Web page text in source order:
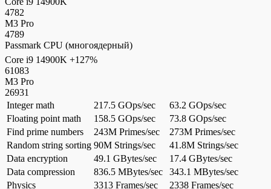
4782
M3 Pro
4789
Passmark CPU (многоядерный)
Core i9 14900K +127%
61083
M3 Pro
26931
Integer math
217.5 GOps/sec
63.2 GOps/sec
Floating point math
158.5 GOps/sec
73.8 GOps/sec
Find prime numbers
243M Primes/sec
273M Primes/sec
Random string sorting 90M Strings/sec
41.8M Strings/sec
Data encryption
49.1 GBytes/sec
17.4 GBytes/sec
Data compression
836.5 MBytes/sec
343.1 MBytes/sec
Physics
3313 Frames/sec 2338 Frames/sec